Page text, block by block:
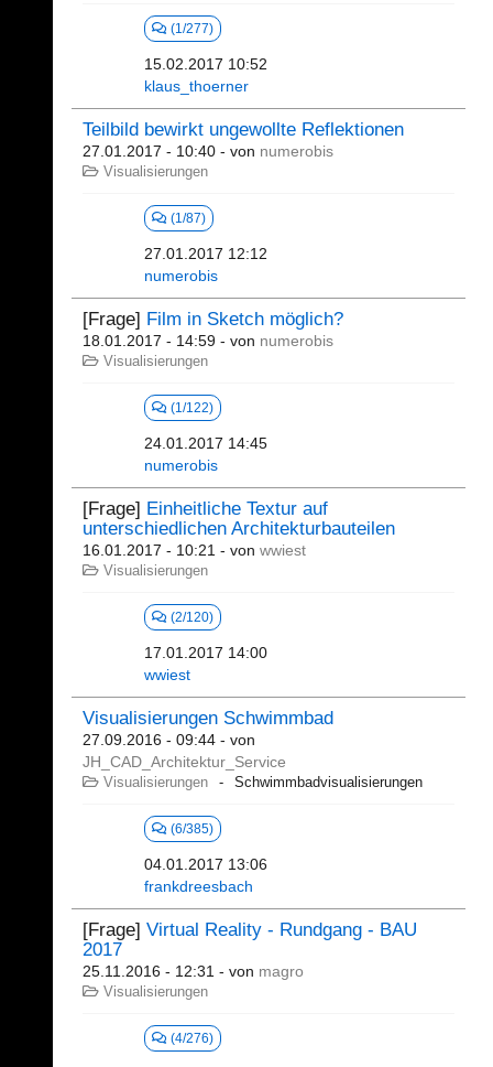
(1/277)
15.02.2017 10:52
klaus_thoerner
Teilbild bewirkt ungewollte Reflektionen
27.01.2017 - 10:40 - von numerobis
Visualisierungen
(1/87)
27.01.2017 12:12
numerobis
[Frage] Film in Sketch möglich?
18.01.2017 - 14:59 - von numerobis
Visualisierungen
(1/122)
24.01.2017 14:45
numerobis
[Frage] Einheitliche Textur auf
unterschiedlichen Architekturbauteilen
16.01.2017 - 10:21 - von wwiest
Visualisierungen
(2/120)
17.01.2017 14:00
wwiest
Visualisierungen Schwimmbad
27.09.2016 - 09:44 - von
JH_CAD_Architektur_Service
Visualisierungen Schwimmbadvisualisierungen
(6/385)
04.01.2017 13:06
frankdreesbach
[Frage] Virtual Reality - Rundgang - BAU
2017
25.11.2016 - 12:31 - von magro
Visualisierungen
(4/276)